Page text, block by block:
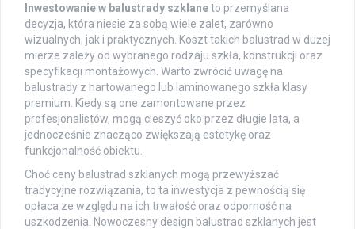
Inwestowanie w balustrady szklaneto przemyślana
decyzja, która niesie za sobą wiele zalet, zarówno
wizualnych, jak i praktycznych. Koszt takich balustrad w dużej
mierze zależy od wybranego rodzaju szkła, konstrukcji oraz
specyfikacji montażowych. Warto zwrócić uwagę na
balustrady z hartowanego lub laminowanego szkła klasy
premium. Kiedy są one zamontowane przez
profesjonalistów, mogą cieszyć oko przez długie lata, a
jednocześnie znacząco zwiększają estetykę oraz
funkcjonalność obiektu.
Choć ceny balustrad szklanych mogą przewyższać
tradycyjne rozwiązania, to ta inwestycja z pewnością się
opłaca ze względu na ich trwałość oraz odporność na
uszkodzenia. Nowoczesny design balustrad szklanych jest